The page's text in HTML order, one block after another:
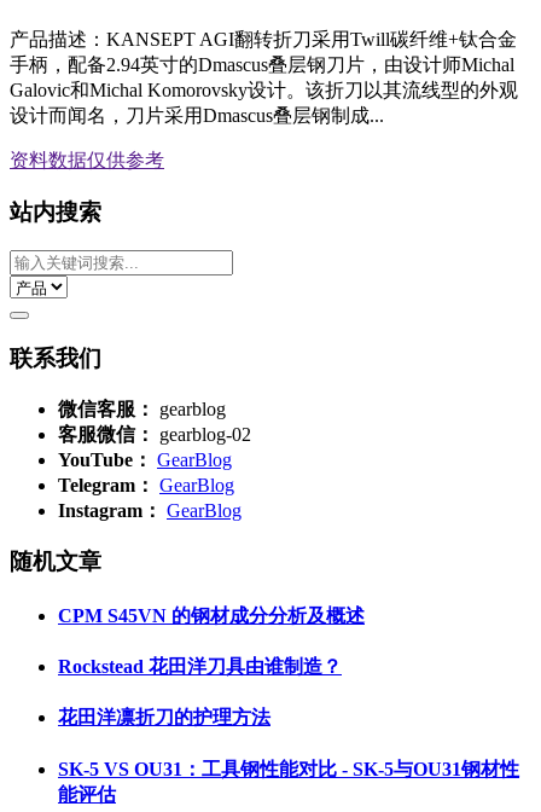
产品描述：KANSEPT AGI翻转折刀采用Twill碳纤维+钛合金
手柄，配备2.94英寸的Dmascus叠层钢刀片，由设计师Michal
Galovic和Michal Komorovsky设计。该折刀以其流线型的外观
设计而闻名，刀片采用Dmascus叠层钢制成...
资料数据仅供参考
站内搜索
联系我们
微信客服：
gearblog
客服微信：
gearblog-02
YouTube： GearBlog
Telegram： GearBlog
Instagram： GearBlog
随机文章
CPM S45VN 的钢材成分分析及概述
Rockstead 花田洋刀具由谁制造？
花田洋凛折刀的护理方法
SK-5 VS OU31：工具钢性能对比 - SK-5与OU31钢材性
能评估